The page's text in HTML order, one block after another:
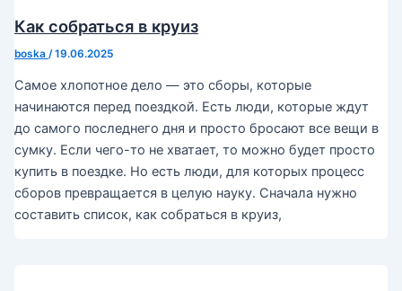
Как собраться в круиз
boska /19.06.2025
Самое хлопотное дело — это сборы, которые
начинаются перед поездкой. Есть люди, которые ждут
до самого последнего дня и просто бросают все вещи в
сумку. Если чего-то не хватает, то можно будет просто
купить в поездке. Но есть люди, для которых процесс
сборов превращается в целую науку. Сначала нужно
составить список, как собраться в круиз,